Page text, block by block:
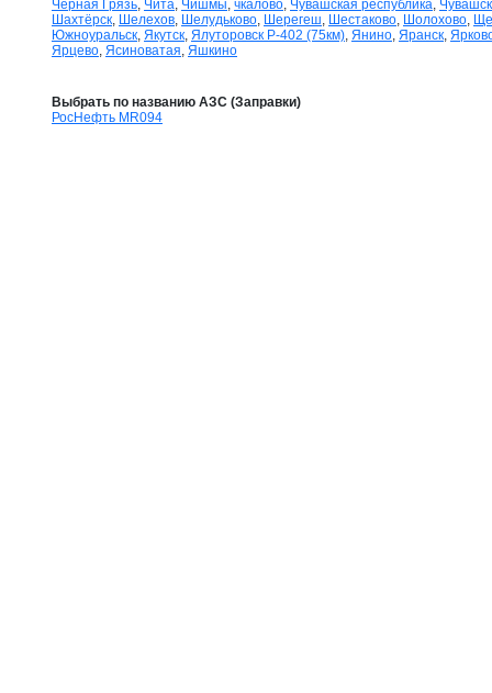
Чёрная Грязь, Чита, Чишмы, чкалово, Чувашская республика,
Шахтёрск, Шелехов, Шелудьково, Шерегеш, Шестаково, Шолохово,
Южноуральск, Якутск, Ялуторовск Р-402 (75км), Янино, Яранск,
Ярцево, Ясиноватая, Яшкино
Выбрать по названию АЗС (Заправки)
РосНефть MR094